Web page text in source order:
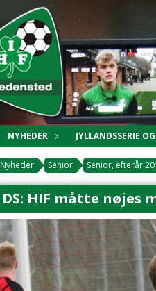
NYHEDER JYLLANDSSERIE
Nyheder Senior Senior, efterår
DS: HIF måtte